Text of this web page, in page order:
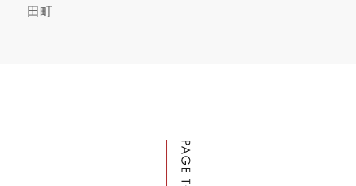
田町